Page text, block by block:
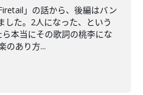
」の話から、後編はバン
した。2人になった、という
本当にその歌詞の桃李にな
のあり方...